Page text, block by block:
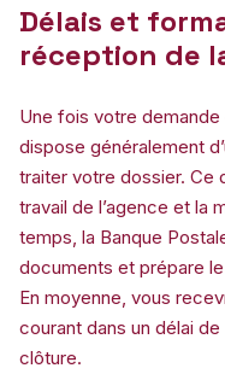
Délais et
réception de
Une fois votre
dispose généralement
traiter votre dossier. Ce
travail de l’agence et la
temps, la Banque
documents et prépare
En moyenne, vous
courant dans un délai
clôture.